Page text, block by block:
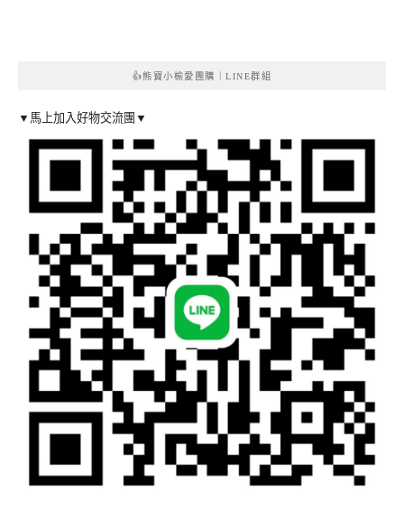
👍熊寶小榆愛團購｜LINE群組
▼馬上加入好物交流團▼